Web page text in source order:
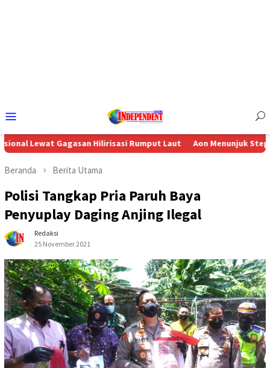
Mobile
Gagasan Hilirisasi Rumput Laut Aon Menunjuk Stephen
Beranda Berita Utama
Polisi Tangkap Pria Paruh Baya
Penyuplay Daging Anjing Ilegal
Redaksi
25 November 2021